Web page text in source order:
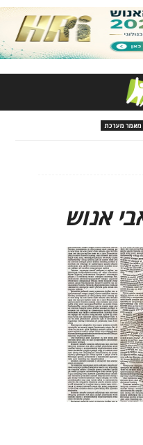
מאמר מערכת
אנוש